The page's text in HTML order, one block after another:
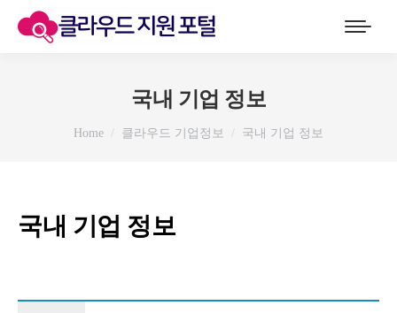
국내 기업 정보
You are here:
Home 클라우드 기업정보 국내 기업 정보
국내 기업 정보